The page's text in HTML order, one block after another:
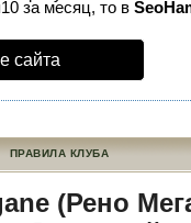
за месяц, то в
сайта
ПРАВИЛА КЛУБА
(Рено